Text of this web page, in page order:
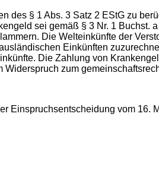
§ 1 Abs. 3 Satz 2 EStG zu
sei gemäß § 3 Nr. 1 Buchst.
Die Welteinkünfte der
Einkünften
Die Zahlung von
zum
vom 16.